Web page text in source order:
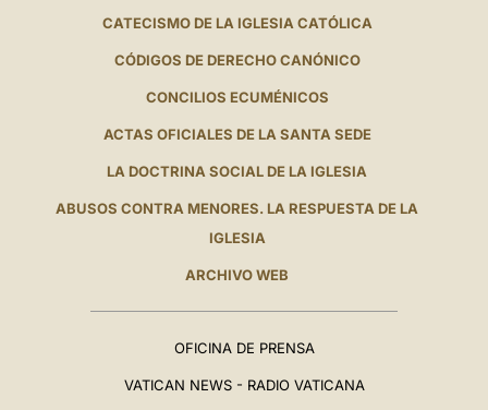
CATECISMO DE LA IGLESIA CATÓLICA
CÓDIGOS DE DERECHO CANÓNICO
CONCILIOS ECUMÉNICOS
ACTAS OFICIALES DE LA SANTA SEDE
LA DOCTRINA SOCIAL DE LA IGLESIA
ABUSOS CONTRA MENORES. LA RESPUESTA DE LA
IGLESIA
ARCHIVO WEB
OFICINA DE PRENSA
VATICAN NEWS - RADIO VATICANA